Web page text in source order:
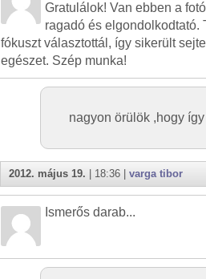
Gratulálok! Van ebben a
ragadó és elgondolkodtató.
fókuszt választottál, így sikerült
egészet. Szép munka!
nagyon örülök ,hogy
2012. május 19. | 18:36 | varga tibor
Ismerős darab...